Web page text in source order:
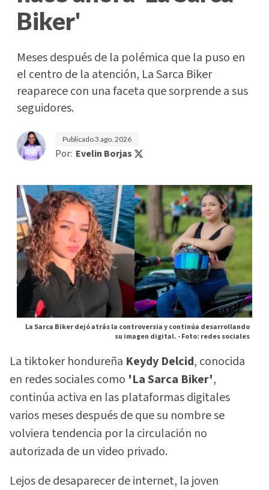
Biker'
Meses después de la polémica que la puso en
el centro de la atención, La Sarca Biker
reaparece con una faceta que sorprende a sus
seguidores.
Publicado3 ago. 2026
Por: Evelin Borjas
La Sarca Biker dejó atrás la controversia y continúa desarrollando
su imagen digital. -Foto: redes sociales
La tiktoker hondureña Keydy Delcid, conocida
en redes sociales como 'La Sarca Biker',
continúa activa en las plataformas digitales
varios meses después de que su nombre se
volviera tendencia por la circulación no
autorizada de un video privado.
Lejos de desaparecer de internet, la joven